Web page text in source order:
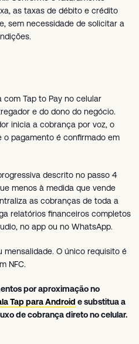
as taxas de débito e crédito
sem necessidade de solicitar a
Tap to Pay no celular
e do dono do negócio.
inicia a cobrança por voz, o
pagamento é confirmado em
descrito no passo 4
menos à medida que vende
as cobranças de toda a
relatórios financeiros completos
no app ou no WhatsApp.
mensalidade. O único requisito é
NFC.
por aproximação no
Tap para Android e substitua a
de cobrança direto no celular.